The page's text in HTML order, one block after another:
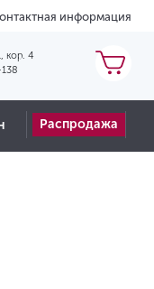
информация
кор. 4
Распродажа